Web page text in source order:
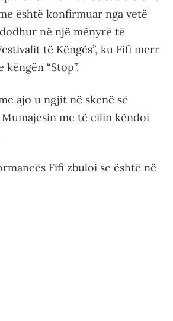
është konfirmuar nga vetë
në një mënyrë të
të Këngës”, ku Fifi merr
“Stop”.
ajo u ngjit në skenë së
me të cilin këndoi
Fifi zbuloi se është në